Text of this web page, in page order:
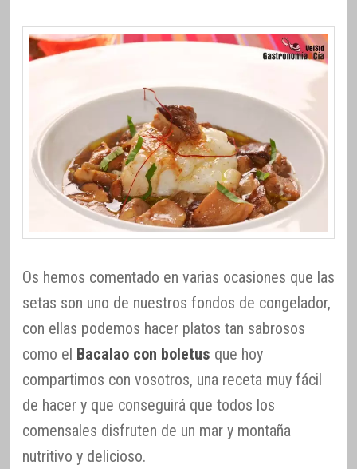
Os hemos comentado en varias ocasiones que las
setas son uno de nuestros fondos de congelador,
con ellas podemos hacer platos tan sabrosos
como el Bacalao con boletus que hoy
compartimos con vosotros, una receta muy fácil
de hacer y que conseguirá que todos los
comensales disfruten de un mar y montaña
nutritivo y delicioso.